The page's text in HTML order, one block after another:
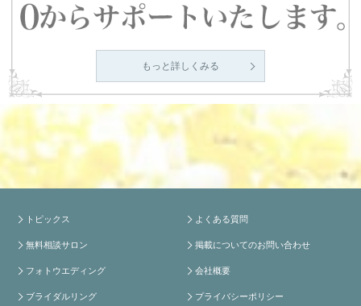
もっと詳しくみる
トピックス
無料相談サロン
フォトウエディング
ブライダルリング
よくある質問
掲載についてのお問い合わせ
会社概要
プライバシーポリシー